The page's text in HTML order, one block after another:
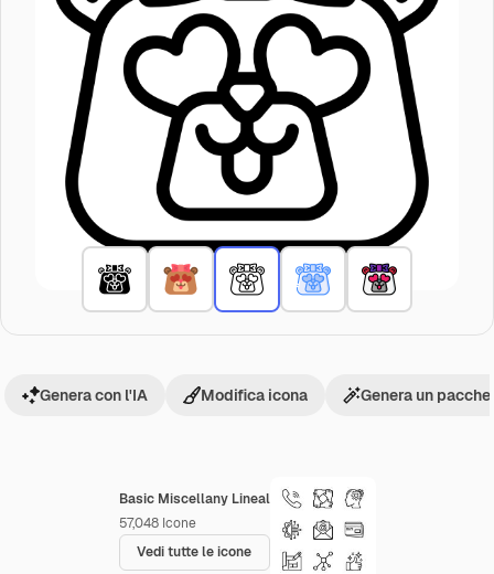
Basic Miscellany Lineal
57,048 Icone
Vedi tutte le icone
Genera con l'IA Modifica icona Genera un